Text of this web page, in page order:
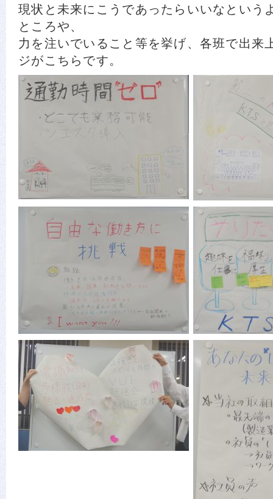
現状と未来にこうであったらいいなという
ところや、
力を注いでいること等を挙げ、各班で出来
ジがこちらです。